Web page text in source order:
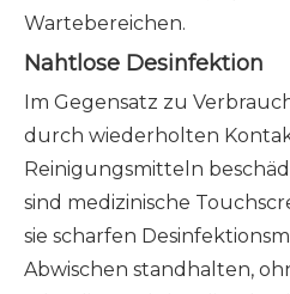
Wartebereichen.
Nahtlose Desinfektion
Im Gegensatz zu
durch wiederholten
Reinigungsmitteln
sind medizinische
sie scharfen
Abwischen standhalten,